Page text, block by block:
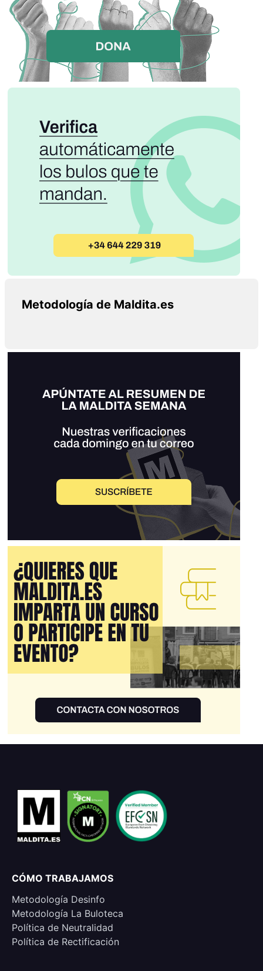
Metodología de Maldita.es
CÓMO TRABAJAMOS
Metodología Desinfo
Metodología La Buloteca
Política de Neutralidad
Política de Rectificación